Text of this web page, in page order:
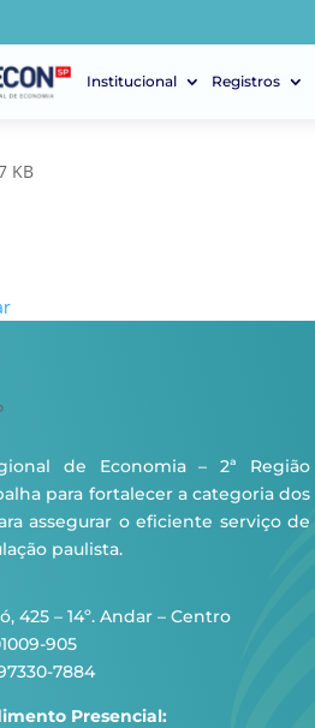
Institucional Registros
KB
de Economia – 2ª Região
para fortalecer a categoria dos
assegurar o eficiente serviço de
paulista.
425 – 14º. Andar – Centro
905
7884
Presencial: